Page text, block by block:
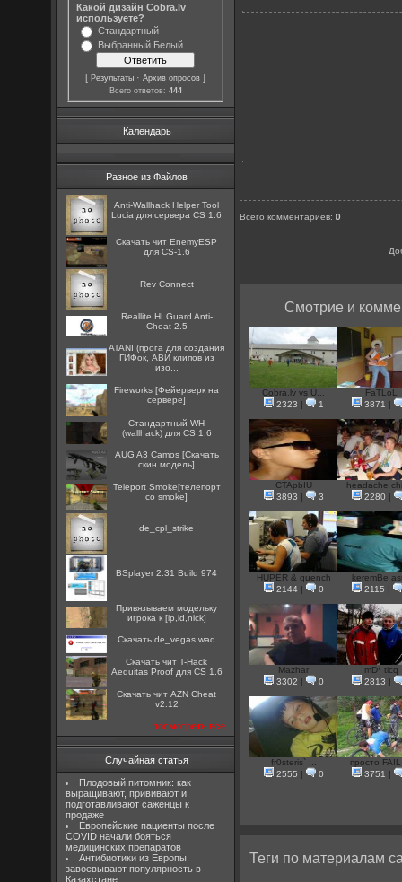
Какой дизайн Cobra.lv
используете?
Стандартный
Выбранный Белый
[Результаты ·Архив опросов ]
Всего ответов: 444
Календарь
Разное из Файлов
Anti-Wallhack Helper Tool
Lucia для сервера CS 1.6
Скачать чит EnemyESP
для CS-1.6
Rev Connect
Reallite HLGuard Anti-
Cheat 2.5
ATANI (прога для создания
ГИФок, АВИ клипов из
изо...
Fireworks [Фейерверк на
сервере]
Стандартный WH
(wallhack) для CS 1.6
AUG A3 Camos [Скачать
скин модель]
Teleport Smoke[телепорт
со smoke]
de_cpl_strike
BSplayer 2.31 Build 974
Привязываем модельку
игрока к [ip,id,nick]
Скачать de_vegas.wad
Скачать чит T-Hack
Aequitas Proof для CS 1.6
Скачать чит AZN Cheat
v2.12
посмотреть все
Случайная статья
Плодовый питомник: как
выращивают, прививают и
подготавливают саженцы к
продаже
Европейские пациенты после
COVID начали бояться
медицинских препаратов
Антибиотики из Европы
завоевывают популярность в
Казахстане
Всего комментариев:0
Смотрие и
Cobra.lv vs U...
2323
1
FaTLoL
3871
CTApbIU
3893
3
headache
2280
HUPER & quench
2144| 0
keremBe
2115
|
Mazhar
3302
0
mD* ticq
2813
fr0steris` ...
2555
0
просто
3751
Теги по материалам